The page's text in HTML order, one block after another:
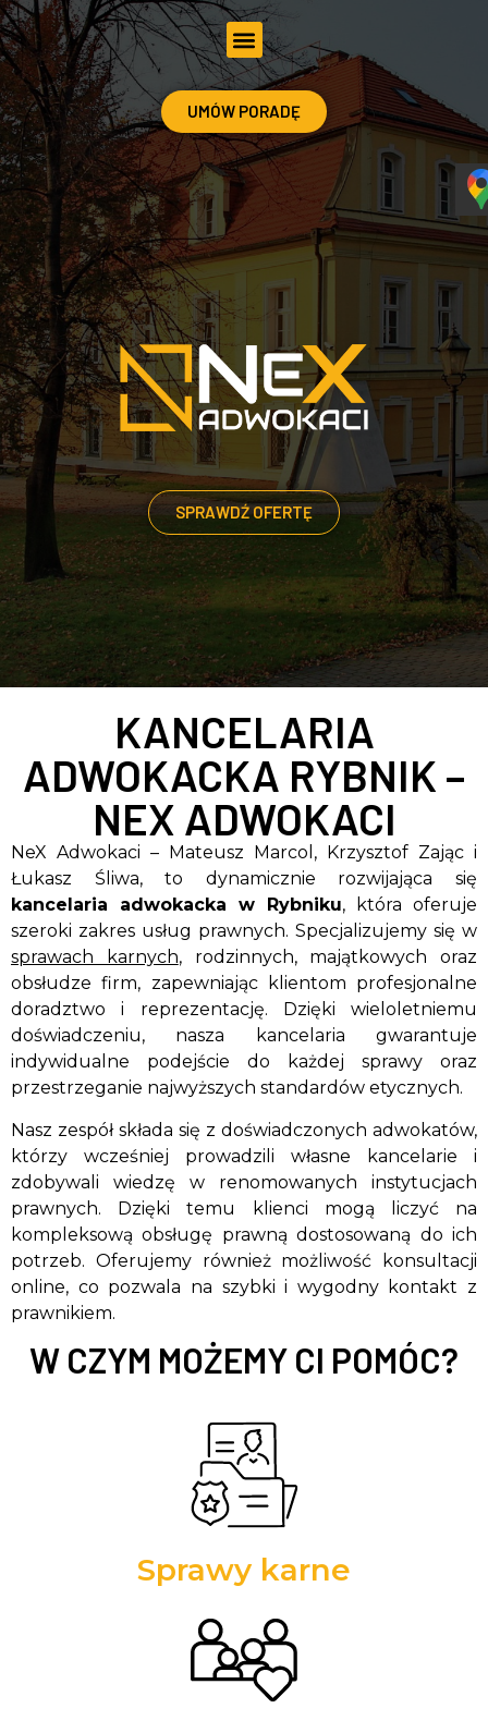
UMÓW PORADĘ
SPRAWDŹ OFERTĘ
KANCELARIA
ADWOKACKA RYBNIK –
NEX ADWOKACI
NeX Adwokaci – Mateusz Marcol, Krzysztof Zając i
Łukasz Śliwa, to dynamicznie rozwijająca się
kancelaria adwokacka w Rybniku, która oferuje
szeroki zakres usług prawnych. Specjalizujemy się w
sprawach karnych, rodzinnych, majątkowych oraz
obsłudze firm, zapewniając klientom profesjonalne
doradztwo i reprezentację. Dzięki wieloletniemu
doświadczeniu, nasza kancelaria gwarantuje
indywidualne podejście do każdej sprawy oraz
przestrzeganie najwyższych standardów etycznych.
Nasz zespół składa się z doświadczonych adwokatów,
którzy wcześniej prowadzili własne kancelarie i
zdobywali wiedzę w renomowanych instytucjach
prawnych. Dzięki temu klienci mogą liczyć na
kompleksową obsługę prawną dostosowaną do ich
potrzeb. Oferujemy również możliwość konsultacji
online, co pozwala na szybki i wygodny kontakt z
prawnikiem.
W CZYM MOŻEMY CI POMÓC?
Sprawy karne